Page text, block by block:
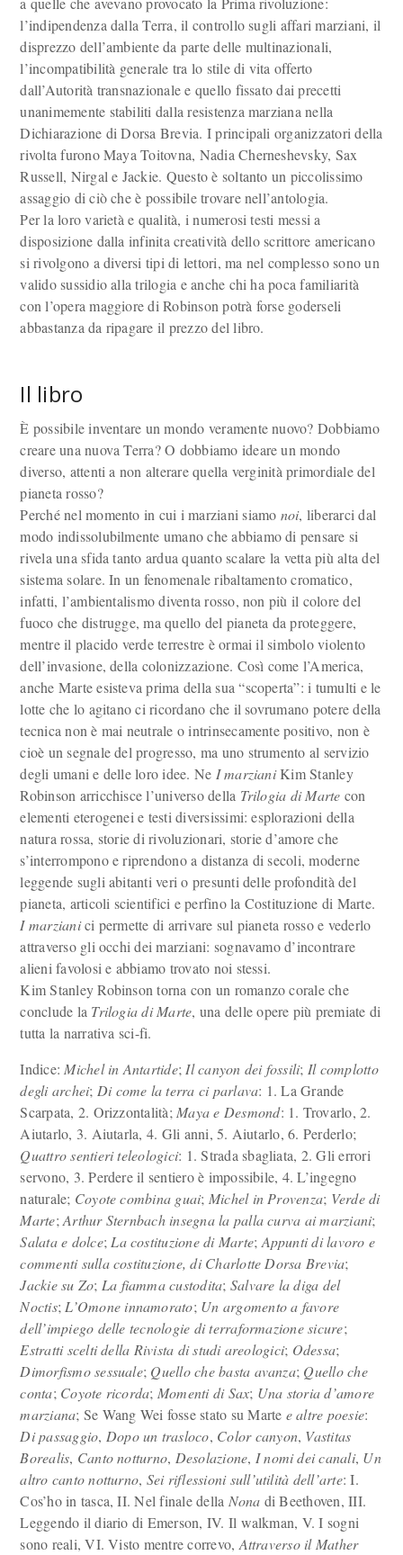
l’indipendenza dalla Terra, il controllo sugli affari marziani, il
disprezzo dell’ambiente da parte delle multinazionali,
l’incompatibilità generale tra lo stile di vita offerto
dall’Autorità transnazionale e quello fissato dai precetti
unanimemente stabiliti dalla resistenza marziana nella
Dichiarazione di Dorsa Brevia. I principali organizzatori della
rivolta furono Maya Toitovna, Nadia Cherneshevsky, Sax
Russell, Nirgal e Jackie. Questo è soltanto un piccolissimo
assaggio di ciò che è possibile trovare nell’antologia.
Per la loro varietà e qualità, i numerosi testi messi a
disposizione dalla infinita creatività dello scrittore americano
si rivolgono a diversi tipi di lettori, ma nel complesso sono un
valido sussidio alla trilogia e anche chi ha poca familiarità
con l’opera maggiore di Robinson potrà forse goderseli
abbastanza da ripagare il prezzo del libro.
Il libro
È possibile inventare un mondo veramente nuovo? Dobbiamo
creare una nuova Terra? O dobbiamo ideare un mondo
diverso, attenti a non alterare quella verginità primordiale del
pianeta rosso?
Perché nel momento in cui i marziani siamo noi, liberarci dal
modo indissolubilmente umano che abbiamo di pensare si
rivela una sfida tanto ardua quanto scalare la vetta più alta del
sistema solare. In un fenomenale ribaltamento cromatico,
infatti, l’ambientalismo diventa rosso, non più il colore del
fuoco che distrugge, ma quello del pianeta da proteggere,
mentre il placido verde terrestre è ormai il simbolo violento
dell’invasione, della colonizzazione. Così come l’America,
anche Marte esisteva prima della sua “scoperta”: i tumulti e le
lotte che lo agitano ci ricordano che il sovrumano potere della
tecnica non è mai neutrale o intrinsecamente positivo, non è
cioè un segnale del progresso, ma uno strumento al servizio
degli umani e delle loro idee. Ne I marzianiKim Stanley
Robinson arricchisce l’universo della Trilogia di Marte con
elementi eterogenei e testi diversissimi: esplorazioni della
natura rossa, storie di rivoluzionari, storie d’amore che
s’interrompono e riprendono a distanza di secoli, moderne
leggende sugli abitanti veri o presunti delle profondità del
pianeta, articoli scientifici e perfino la Costituzione di Marte.
I marzianici permette di arrivare sul pianeta rosso e vederlo
attraverso gli occhi dei marziani: sognavamo d’incontrare
alieni favolosi e abbiamo trovato noi stessi.
Kim Stanley Robinson torna con un romanzo corale che
conclude la Trilogia di Marte, una delle opere più premiate di
tutta la narrativa sci-fi.
Indice: Michel in Antartide; Il canyon dei fossili; Il complotto
degli archei; Di come la terra ci parlava: 1. La Grande
Scarpata, 2. Orizzontalità; Maya e Desmond: 1. Trovarlo, 2.
Aiutarlo, 3. Aiutarla, 4. Gli anni, 5. Aiutarlo, 6. Perderlo;
Quattro sentieri teleologici: 1. Strada sbagliata, 2. Gli errori
servono, 3. Perdere il sentiero è impossibile, 4. L’ingegno
naturale; Coyote combina guai; Michel in Provenza; Verde di
Marte;Arthur Sternbach insegna la palla curva ai marziani;
Salata e dolce; La costituzione di Marte; Appunti di lavoro e
commenti sulla costituzione, di Charlotte Dorsa Brevia;
Jackie su Zo; La fiamma custodita; Salvare la diga del
Noctis; L’Omone innamorato; Un argomento a favore
dell’impiego delle tecnologie di terraformazione sicure;
Estratti scelti della Rivista di studi areologici; Odessa;
Dimorfismo sessuale; Quello che basta avanza; Quello che
conta; Coyote ricorda; Momenti di Sax; Una storia d’amore
marziana; Se Wang Wei fosse stato su Marte e altre poesie:
Di passaggio, Dopo un trasloco, Color canyon, Vastitas
Borealis, Canto notturno, Desolazione, I nomi dei canali, Un
altro canto notturno, Sei riflessioni sull’utilità dell’arte: I.
Cos’ho in tasca, II. Nel finale della Nona di Beethoven, III.
Leggendo il diario di Emerson, IV. Il walkman, V. I sogni
sono reali, VI. Visto mentre correvo, Attraverso il Mather